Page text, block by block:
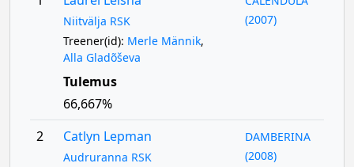
Niitvälja RSK
Treener(id): Merle Männik,
Alla Gladõševa
(2007)
Tulemus
66,667%
2
Catlyn Lepman
Audruranna RSK
DAMBERINA
(2008)